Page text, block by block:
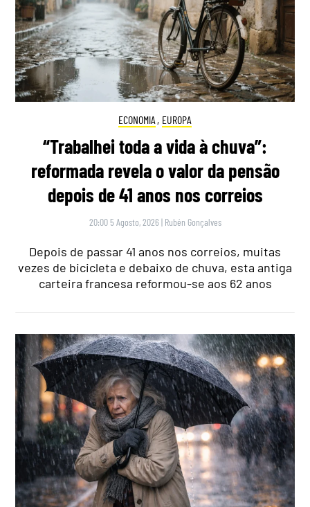
ECONOMIA , EUROPA
“Trabalhei toda a vida à chuva”:
reformada revela o valor da pensão
depois de 41 anos nos correios
20:00 5 Agosto, 2026 | Rubén Gonçalves
Depois de passar 41 anos nos correios, muitas
vezes de bicicleta e debaixo de chuva, esta antiga
carteira francesa reformou-se aos 62 anos